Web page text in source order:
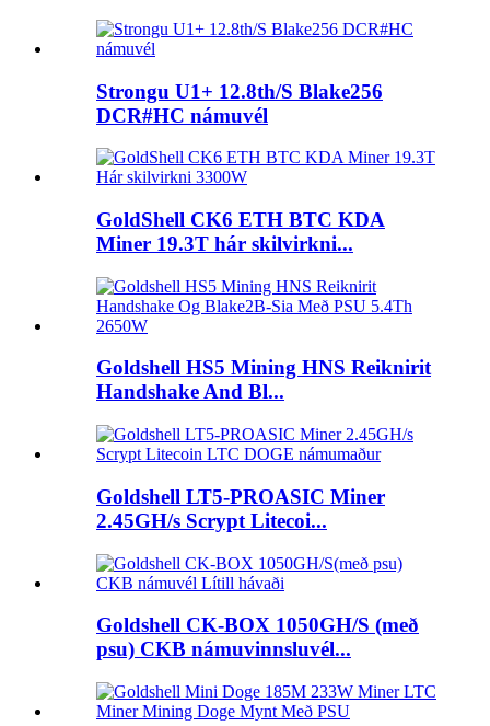
Strongu U1+ 12.8th/S Blake256
DCR#HC námuvél
GoldShell CK6 ETH BTC KDA
Miner 19.3T hár skilvirkni...
Goldshell HS5 Mining HNS Reiknirit
Handshake And Bl...
Goldshell LT5-PROASIC Miner
2.45GH/s Scrypt Litecoi...
Goldshell CK-BOX 1050GH/S (með
psu) CKB námuvinnsluvél...